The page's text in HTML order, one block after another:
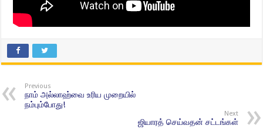
Previous
நாம் அல்லாஹ்வை உரிய முறையில்
நம்பும்போது!
Next
ஜியாரத் செய்வதன் சட்டங்கள்